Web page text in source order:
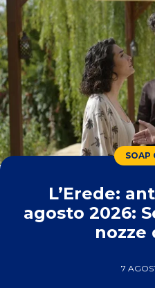
SOAP
L’Erede:
agosto 2026:
nozze
7